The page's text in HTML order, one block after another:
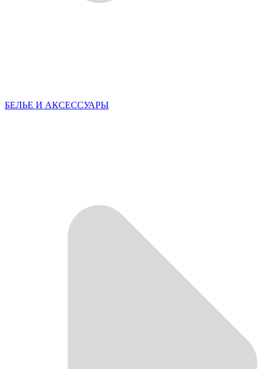
БЕЛЬЕ И АКСЕССУАРЫ